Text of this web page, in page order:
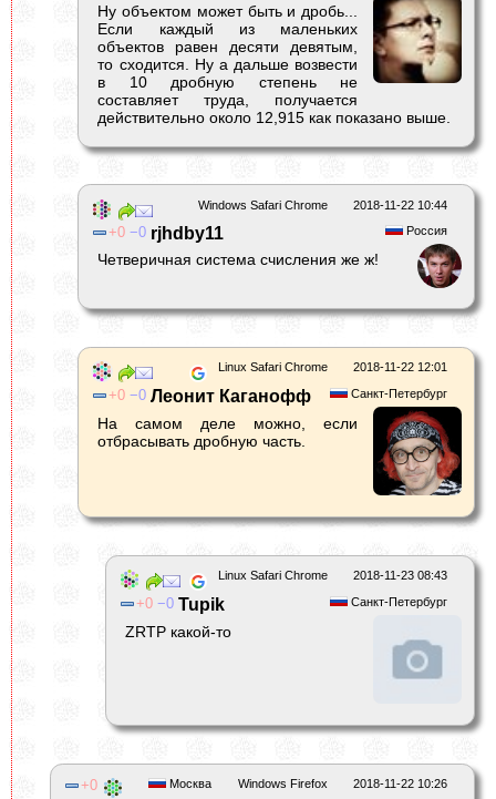
Ну объектом может быть и дробь...
Если каждый из маленьких
объектов равен десяти девятым,
то сходится. Ну а дальше возвести
в 10 дробную степень не
составляет труда, получается
действительно около 12,915 как показано выше.
2018-11-22 10:44
Windows Safari Chrome
Россия
0 0 rjhdby11
Четверичная система счисления же ж!
2018-11-22 12:01
Linux Safari Chrome
Санкт-Петербург
0 0 Леонит Каганофф
На самом деле можно, если
отбрасывать дробную часть.
2018-11-23 08:43
Linux Safari Chrome
Санкт-Петербург
0 0 Tupik
ZRTP какой-то
2018-11-22 10:26
Windows Firefox
Москва
0